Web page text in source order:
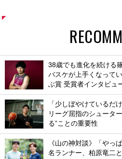
38歳でも進化を続ける
バスケが上手くなって
ぶ賞 受賞者インタビュ
「少しぼやけているだ
リーグ屈指のシュータ
る”ことの重要性
《山の神対談》「やっ
名ランナー、柏原竜二